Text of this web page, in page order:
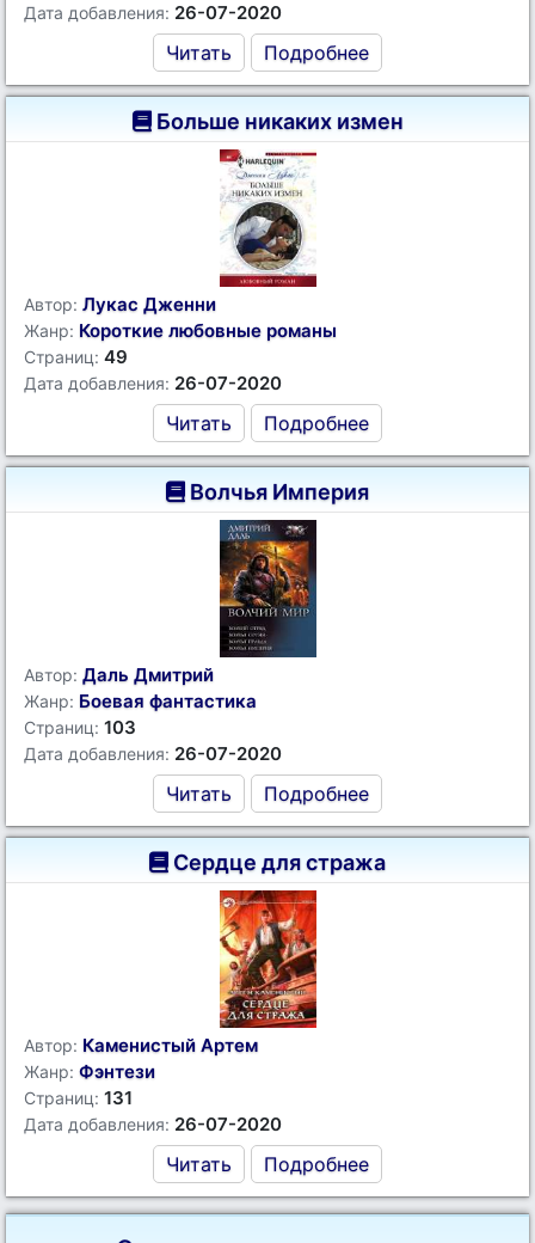
Дата добавления: 26-07-2020
Читать Подробнее
Больше никаких измен
Автор: Лукас Дженни
Жанр: Короткие любовные романы
Страниц: 49
Дата добавления: 26-07-2020
Читать Подробнее
Волчья Империя
Автор: Даль Дмитрий
Жанр: Боевая фантастика
Страниц: 103
Дата добавления: 26-07-2020
Читать Подробнее
Сердце для стража
Автор: Каменистый Артем
Жанр: Фэнтези
Страниц: 131
Дата добавления: 26-07-2020
Читать Подробнее